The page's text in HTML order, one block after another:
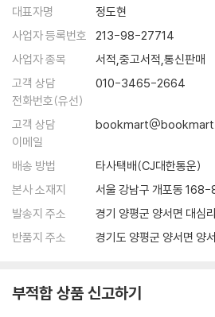
연유된 긍정적인 인생관으로 웃음과 유머, 희
량에서 비롯된 해박함과 글쓰기에 대한 무서
실이 녹아들어 자칫 개인의 일기가 될 소지
주제가 되는 우를 범하지 않고 어느 시기, 어
내는 보편성을 획득한다. 바로 그것이 솔 벨
고 칭하는 이유일 것이다. 늦었지만 이런 작
만날 수 있다니 펭귄클래식 코리아가 오랫동
분명하다.
1953년도에 발표하여 이듬해 전미 도서상을
째 소설, 앞의 두 권은 버린 것이다. 내게는
정도로 이 작품에 대한 애정과 작업량은 상
대표자명
정도현
사업자 등록번호
213-98-27714
사업자 종목
서적,중고서적,통신판매
고객 상담
전화번호(유선)
010-3465-2664
고객 상담
이메일
배송 방법
타사택배(CJ대한통운)
본사 소재지
서울 강남구 개포동 168-
발송지 주소
경기 양평군 양서면 대심
반품지 주소
경기도 양평군 양서면 양
부적합 상품 신고하기